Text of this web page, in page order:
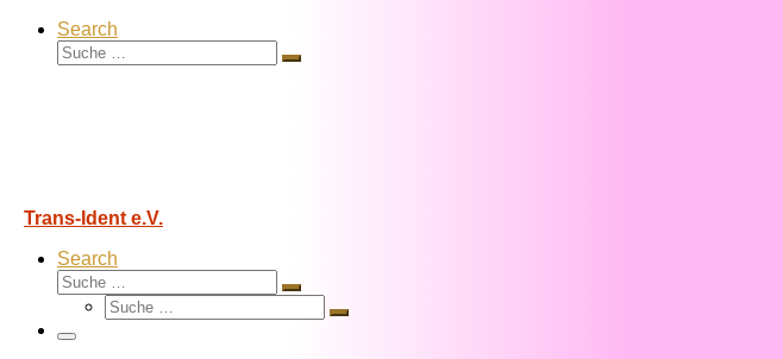
Search
Suche
Suche
Trans-Ident e.V.
Search
Suche
Suche
Suche
Suche
Menü